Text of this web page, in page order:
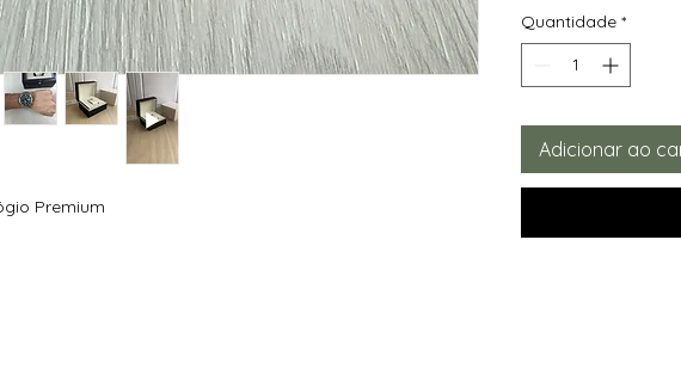
Premium
Quantidade *
Adicionar ao